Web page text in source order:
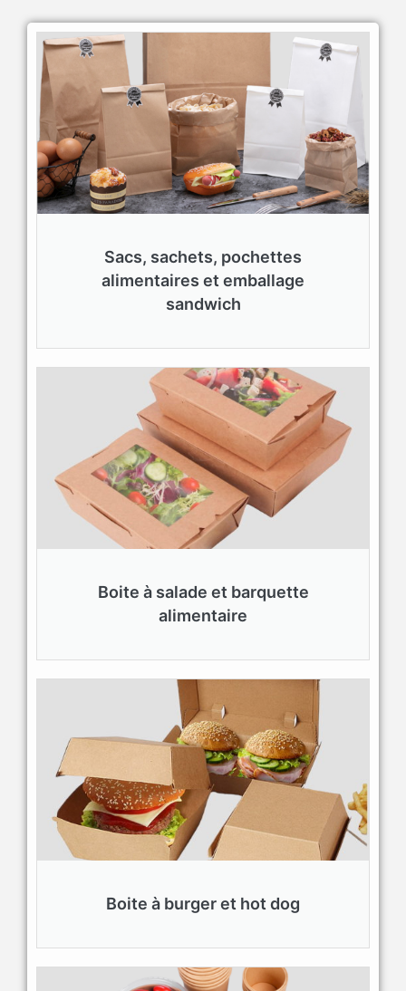
Sacs, sachets, pochettes
alimentaires et emballage
sandwich
Boite à salade et barquette
alimentaire
Boite à burger et hot dog